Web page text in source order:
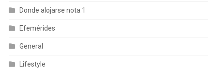
Donde alojarse nota 1
Efemérides
General
Lifestyle